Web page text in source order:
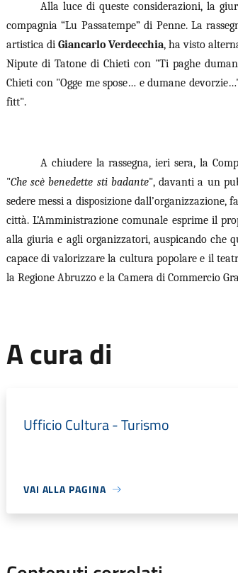
Alla luce di queste considerazioni, la
compagnia “Lu Passatempe” di Penne. La
artistica diGiancarlo Verdecchia, ha visto
Nipute di Tatone di Chieti con "Ti paghe
Chieti con "Ogge me spose… e dumane
fitt".
A chiudere la rassegna, ieri sera, la
"Che scè benedette sti badante", davanti a un
sedere messi a disposizione
città. L’Amministrazione comunale esprime il
alla giuria e agli organizzatori, auspicando che
capace di valorizzare la cultura popolare e il
la Regione Abruzzo e la Camera di Commercio
A cura di
Ufficio Cultura - Turismo
VAI ALLA PAGINA